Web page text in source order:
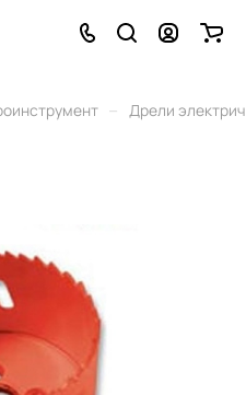
– Дрели